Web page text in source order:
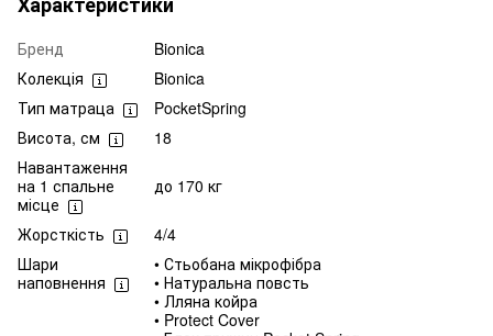
Бренд
Bionica
Колекція
Bionica
Тип матраца
PocketSpring
Висота, см
18
Навантаження
на 1 спальне
місце
до 170 кг
Жорсткість
4/4
Шари
наповнення
• Стьобана мікрофібра
• Натуральна повсть
• Лляна койра
• Protect Cover